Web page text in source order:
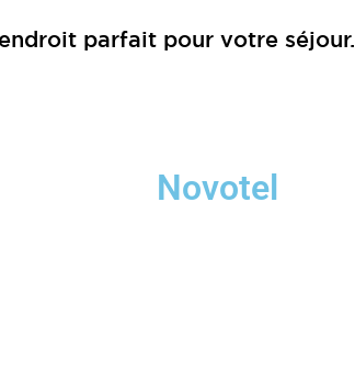
parfait pour votre séjour.
Novotel